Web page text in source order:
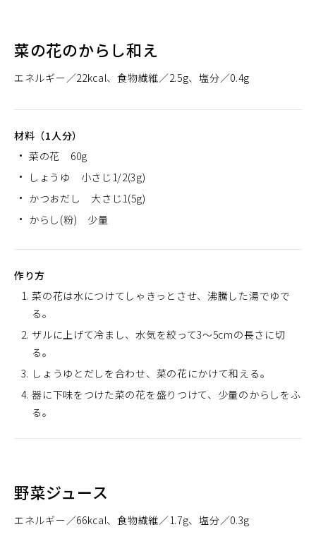
菜の花のからし和え
エネルギー 22kcal 食物繊維 2.5g 塩分 0.4g
材料（1人分）
菜の花 60g
しょうゆ 小さじ1/2(3g)
かつおだし 大さじ1(5g)
からし(粉) 少量
作り方
菜の花は水につけてしゃきっとさせ、沸騰した湯でゆで
る。
ザルに上げて冷まし、水気を絞って3～5cmの長さに切
る。
しょうゆとだしを合わせ、菜の花にかけて和える。
器に下味をつけた菜の花を盛りつけて、少量のからしをふ
る。
野菜ジュース
エネルギー 66kcal 食物繊維 1.7g 塩分 0.3g